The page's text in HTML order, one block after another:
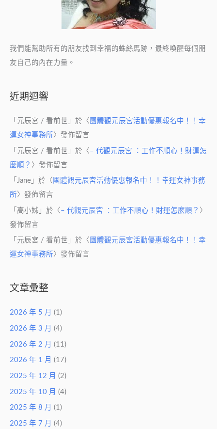
我們能幫助所有的朋友找到幸福的蛛絲馬跡，最終喚醒每個朋
友自己的內在力量。
近期迴響
「 元辰宮 / 看前世 」於〈 團體觀元辰宮活動優惠報名中！！幸
運女神事務所 〉發佈留言
「 元辰宮 / 看前世 」於〈 – 代觀元辰宮 ：工作不順心！財運怎
麼順？ 〉發佈留言
「 Jane 」於〈 團體觀元辰宮活動優惠報名中！！幸運女神事務
所〉發佈留言
「 高小姊 」於〈 – 代觀元辰宮 ：工作不順心！財運怎麼順？ 〉
發佈留言
「 元辰宮 / 看前世 」於〈 團體觀元辰宮活動優惠報名中！！幸
運女神事務所〉發佈留言
文章彙整
2026 年 5 月 (1)
2026 年 3 月 (4)
2026 年 2 月 (11)
2026 年 1 月 (17)
2025 年 12 月 (2)
2025 年 10 月 (4)
2025 年 8 月 (1)
2025 年 7 月 (4)